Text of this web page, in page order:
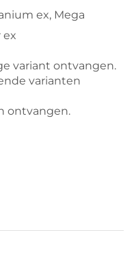
ex, Mega
ex
variant ontvangen.
varianten
ontvangen.